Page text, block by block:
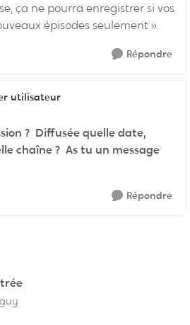
ça ne pourra enregistrer si vos
épisodes seulement ».
Répondre
utilisateur
? Diffusée quelle date,
chaîne ? As tu un message
Répondre